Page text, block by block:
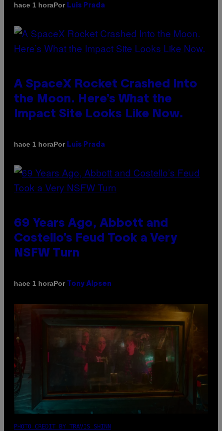
hace 1 horaPor Luis Prada
A SpaceX Rocket Crashed Into
the Moon. Here’s What the
Impact Site Looks Like Now.
hace 1 horaPor Luis Prada
69 Years Ago, Abbott and
Costello’s Feud Took a Very
NSFW Turn
hace 1 horaPor Tony Alpsen
PHOTO CREDIT BY TRAVIS SHINN